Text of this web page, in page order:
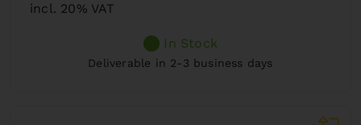
incl. 20% VAT
In Stock
Deliverable in 2-3 business days